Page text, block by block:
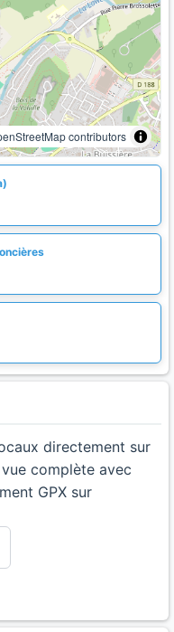
contributors
directement sur
complète avec
GPX sur